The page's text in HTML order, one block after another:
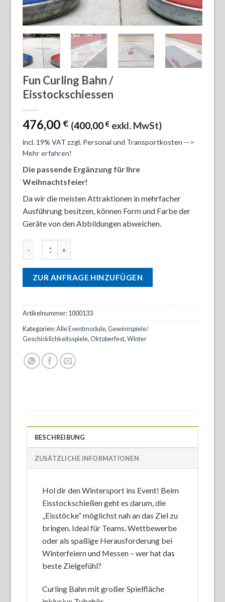
Fun Curling Bahn /
Eisstockschiessen
476,00 € (400,00€ exkl. MwSt)
incl. 19% VAT zzgl. Personal und Transportkosten -->
Mehr erfahren!
Die passende Ergänzung für Ihre
Weihnachtsfeier!
Da wir die meisten Attraktionen in mehrfacher
Ausführung besitzen, können Form und Farbe der
Geräte von den Abbildungen abweichen.
ZUR ANFRAGE HINZUFÜGEN
Artikelnummer:1000133
Kategorien:Alle Eventmodule,Gewinnspiele/
Geschicklichkeitsspiele,Oktoberfest,Winter
BESCHREIBUNG
ZUSÄTZLICHE INFORMATIONEN
Hol dir den Wintersport ins Event! Beim
Eisstockschießen geht es darum, die
„Eisstöcke“ möglichst nah an das Ziel zu
bringen. Ideal für Teams, Wettbewerbe
oder als spaßige Herausforderung bei
Winterfeiern und Messen – wer hat das
beste Zielgefühl?
Curling Bahn mit großer Spielfläche